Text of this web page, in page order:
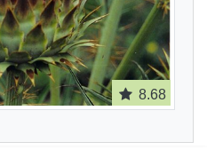
8.68